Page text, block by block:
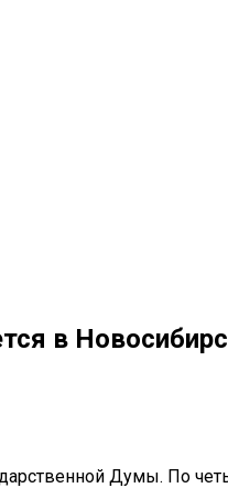
в
Думы. По